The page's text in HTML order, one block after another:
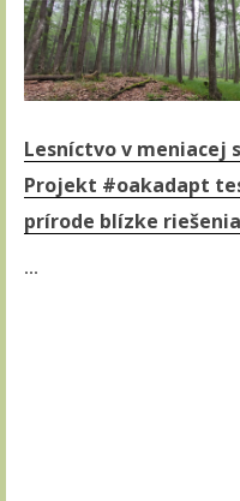
Lesníctvo v meniacej
Projekt #oakadapt
prírode blízke riešenia
...